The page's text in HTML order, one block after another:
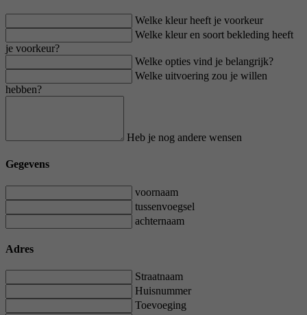
Welke kleur heeft je voorkeur
Welke kleur en soort bekleding heeft
je voorkeur?
Welke opties vind je belangrijk?
Welke uitvoering zou je willen
hebben?
Heb je nog andere wensen
Gegevens
voornaam
tussenvoegsel
achternaam
Adres
Straatnaam
Huisnummer
Toevoeging